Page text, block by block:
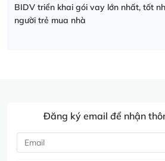
BIDV triển khai gói vay lớn nhất, tốt
người trẻ mua nhà
Đăng ký email để nhận